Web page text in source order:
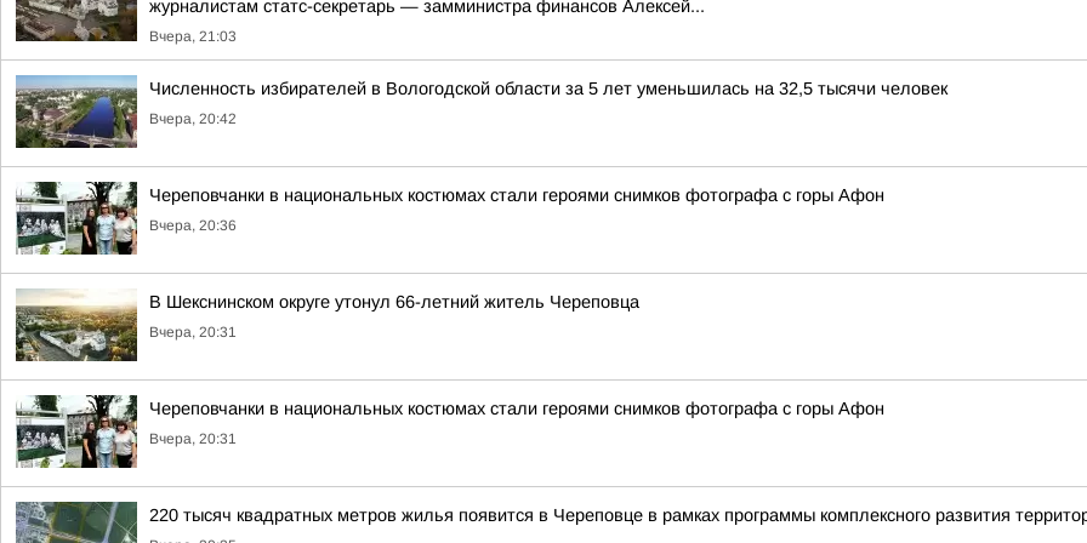
журналистам статс-секретарь — замминистра финансов Алексей...
Вчера, 21:03
Численность избирателей в Вологодской области за 5 лет уменьшилась на 32,5 тысячи человек
Вчера, 20:42
Череповчанки в национальных костюмах стали героями снимков фотографа с горы Афон
Вчера, 20:36
В Шекснинском округе утонул 66-летний житель Череповца
Вчера, 20:31
Череповчанки в национальных костюмах стали героями снимков фотографа с горы Афон
Вчера, 20:31
220 тысяч квадратных метров жилья появится в Череповце в рамках программы комплексного развития